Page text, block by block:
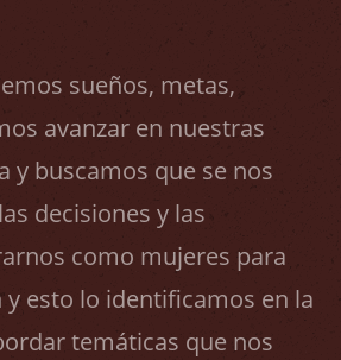
sueños, metas,
avanzar en nuestras
y buscamos que se nos
decisiones y las
como mujeres para
y esto lo identificamos en la
temáticas que nos